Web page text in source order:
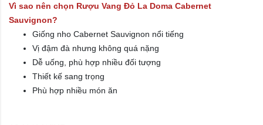
Vì sao nên chọn Rượu Vang Đỏ La Doma Cabernet
Sauvignon?
Giống nho Cabernet Sauvignon nổi tiếng
Vị đậm đà nhưng không quá nặng
Dễ uống, phù hợp nhiều đối tượng
Thiết kế sang trọng
Phù hợp nhiều món ăn